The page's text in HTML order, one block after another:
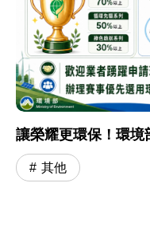
讓榮耀更環保！環
其他